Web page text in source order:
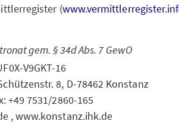
(
gem. § 34d Abs. 7 GewO
V9GKT-16
8, D-78462 Konstanz
+49 7531/2860-165
, www.konstanz.ihk.de